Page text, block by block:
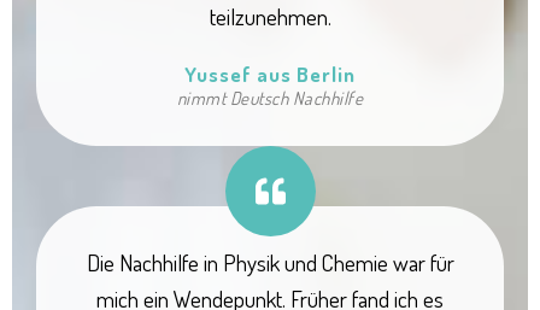
teilzunehmen.
Yussef aus Berlin
nimmt Deutsch Nachhilfe
Die Nachhilfe in Physik und Chemie war für
mich ein Wendepunkt. Früher fand ich es